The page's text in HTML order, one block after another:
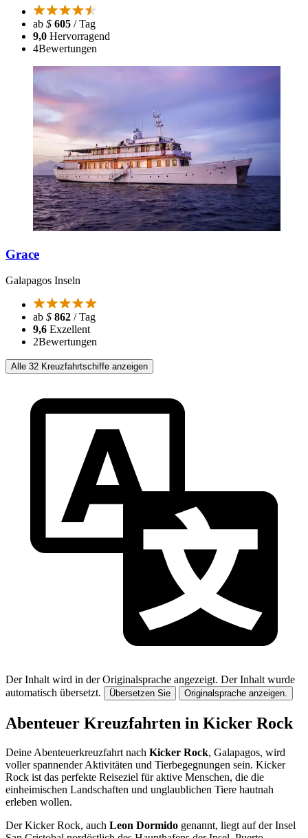
ab $ 605 / Tag
9,0 Hervorragend
4Bewertungen
Grace
Galapagos Inseln
ab $ 862 / Tag
9,6 Exzellent
2Bewertungen
Alle 32 Kreuzfahrtschiffe anzeigen
Der Inhalt wird in der Originalsprache angezeigt. Der Inhalt wurde
automatisch übersetzt.
Übersetzen Sie Originalsprache anzeigen.
Abenteuer Kreuzfahrten in Kicker Rock
Deine Abenteuerkreuzfahrt nach Kicker Rock, Galapagos, wird
voller spannender Aktivitäten und Tierbegegnungen sein. Kicker
Rock ist das perfekte Reiseziel für aktive Menschen, die die
einheimischen Landschaften und unglaublichen Tiere hautnah
erleben wollen.
Der Kicker Rock, auch Leon Dormido genannt, liegt auf der Insel